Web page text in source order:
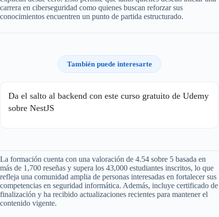
carrera en ciberseguridad como quienes buscan reforzar sus
conocimientos encuentren un punto de partida estructurado.
También puede interesarte
Da el salto al backend con este curso gratuito de Udemy
sobre NestJS
La formación cuenta con una valoración de 4.54 sobre 5 basada en
más de 1,700 reseñas y supera los 43,000 estudiantes inscritos, lo que
refleja una comunidad amplia de personas interesadas en fortalecer sus
competencias en seguridad informática. Además, incluye certificado de
finalización y ha recibido actualizaciones recientes para mantener el
contenido vigente.